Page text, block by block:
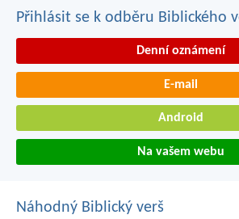
Přihlásit se k odběru Biblického
Denní oznámení
E-mail
Android
Na vašem webu
Náhodný Biblický verš